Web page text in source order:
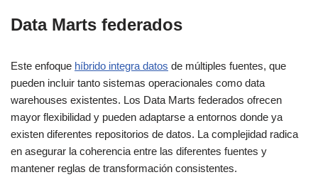
Data Marts federados
Este enfoque híbrido integra datos de múltiples fuentes, que
pueden incluir tanto sistemas operacionales como data
warehouses existentes. Los Data Marts federados ofrecen
mayor flexibilidad y pueden adaptarse a entornos donde ya
existen diferentes repositorios de datos. La complejidad radica
en asegurar la coherencia entre las diferentes fuentes y
mantener reglas de transformación consistentes.